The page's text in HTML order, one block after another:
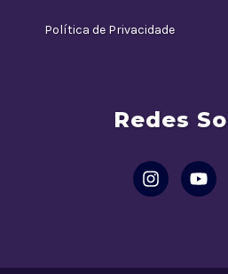
Política de Privacidade
Redes